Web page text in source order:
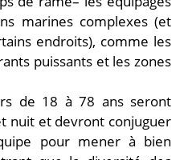
marines complexes (et
endroits), comme les
puissants et les zones
de 18 à 78 ans seront
nuit et devront conjuguer
pour mener à bien